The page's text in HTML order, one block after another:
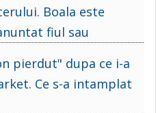
Boala este
fiul sau
pierdut" dupa ce i-a
Ce s-a intamplat